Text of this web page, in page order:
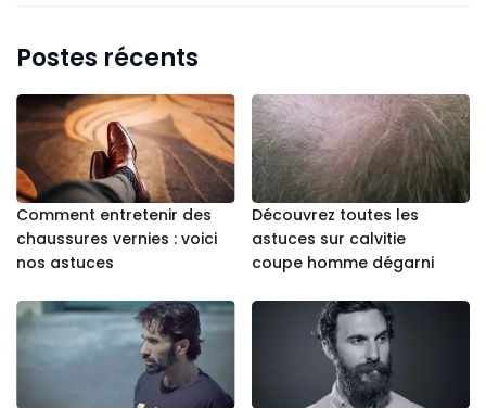
Postes récents
Comment entretenir des
chaussures vernies : voici
nos astuces
Découvrez toutes les
astuces sur calvitie
coupe homme dégarni